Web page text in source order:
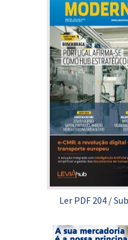
Ler PDF 204 /